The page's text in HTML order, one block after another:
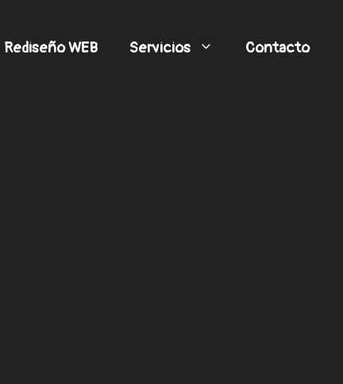
Rediseño WEB Servicios Contacto